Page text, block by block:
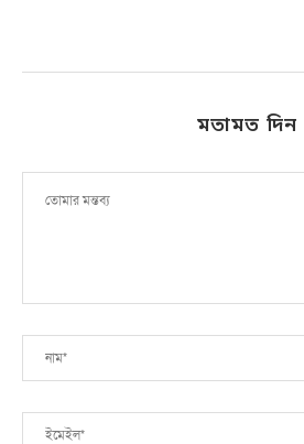
মতামত দিন